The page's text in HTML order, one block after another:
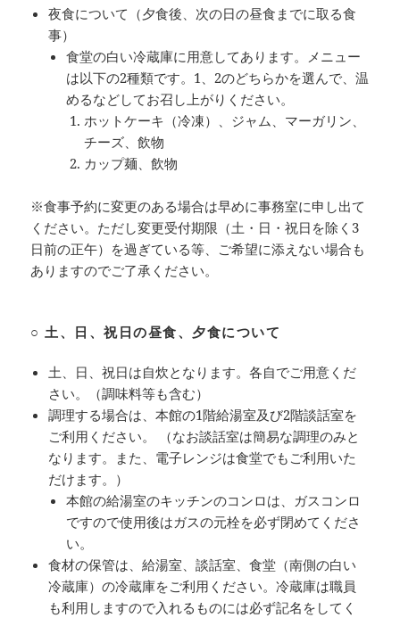
夜食について（夕食後、次の日の昼食までに取る食
事）
食堂の白い冷蔵庫に用意してあります。メニュー
は以下の2種類です。1、2のどちらかを選んで、温
めるなどしてお召し上がりください。
ホットケーキ（冷凍）、ジャム、マーガリン、
チーズ、飲物
カップ麺、飲物
※食事予約に変更のある場合は早めに事務室に申し出て
ください。ただし変更受付期限（土・日・祝日を除く3
日前の正午）を過ぎている等、ご希望に添えない場合も
ありますのでご了承ください。
○ 土、日、祝日の昼食、夕食について
土、日、祝日は自炊となります。各自でご用意くだ
さい。（調味料等も含む）
調理する場合は、本館の1階給湯室及び2階談話室を
ご利用ください。 （なお談話室は簡易な調理のみと
なります。また、電子レンジは食堂でもご利用いた
だけます。）
本館の給湯室のキッチンのコンロは、ガスコンロ
ですので使用後はガスの元栓を必ず閉めてくださ
い。
食材の保管は、給湯室、談話室、食堂（南側の白い
冷蔵庫）の冷蔵庫をご利用ください。冷蔵庫は職員
も利用しますので入れるものには必ず記名をしてく